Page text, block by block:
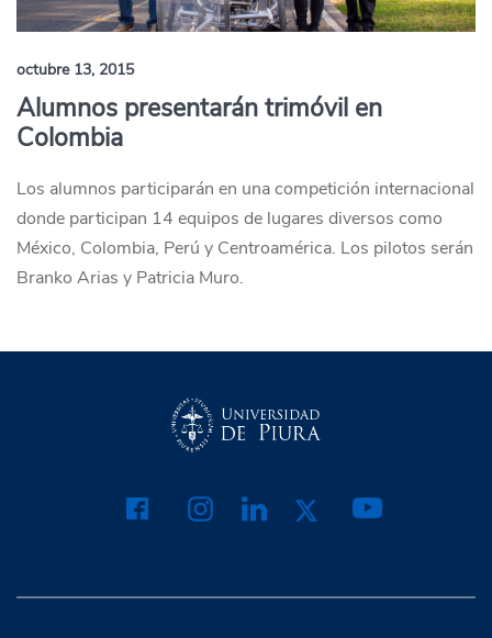
octubre 13, 2015
Alumnos presentarán trimóvil en
Colombia
Los alumnos participarán en una competición internacional
donde participan 14 equipos de lugares diversos como
México, Colombia, Perú y Centroamérica. Los pilotos serán
Branko Arias y Patricia Muro.